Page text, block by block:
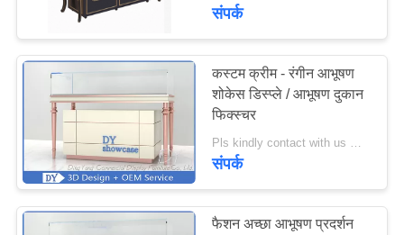
बारे
कारखाने
का
दौरा
संपर्क
कस्टम क्रीम - रंगीन आभूषण
शोकेस डिस्प्ले / आभूषण दुकान
फिक्स्चर
Pls kindly contact with us MOQ:10 पीसी
संपर्क
फैशन अच्छा आभूषण प्रदर्शन